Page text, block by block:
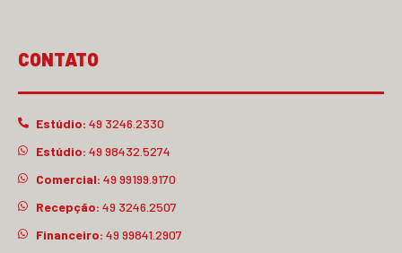
CONTATO
Estúdio: 49 3246.2330
Estúdio: 49 98432.5274
Comercial: 49 99199.9170
Recepção: 49 3246.2507
Financeiro: 49 99841.2907